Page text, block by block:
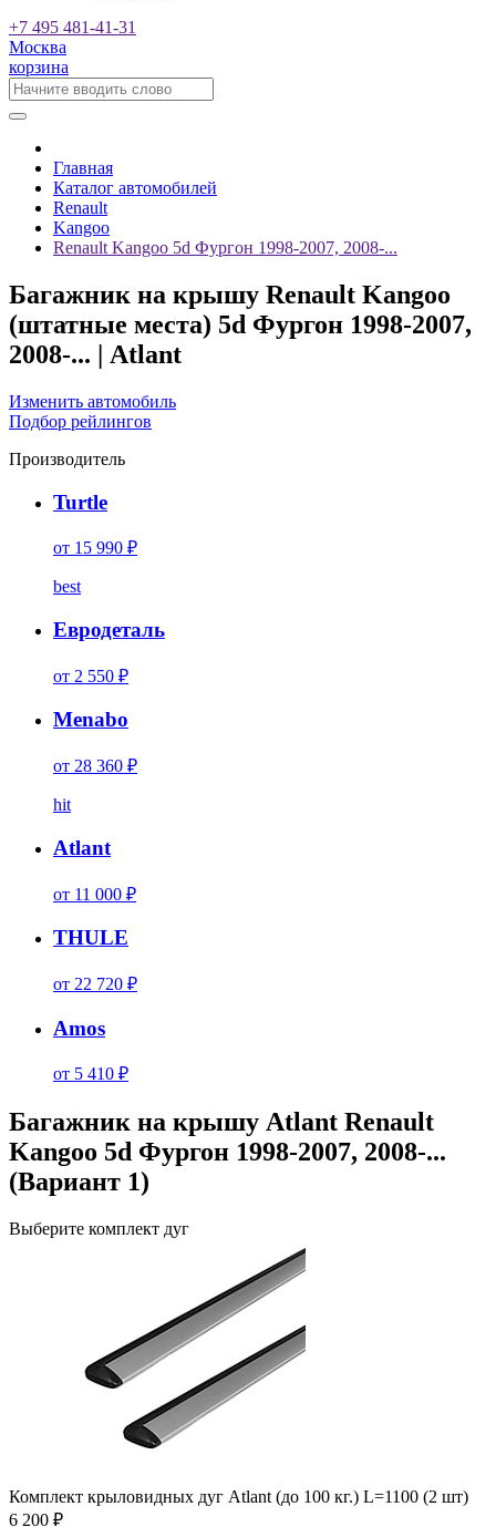
+7 495 481-41-31
Москва
корзина
Главная
Каталог автомобилей
Renault
Kangoo
Renault Kangoo 5d Фургон 1998-2007, 2008-...
Багажник на крышу Renault Kangoo
(штатные места) 5d Фургон 1998-2007,
2008-... | Atlant
Изменить автомобиль
Подбор рейлингов
Производитель
Turtle
от 15 990 ₽
best
Евродеталь
от 2 550 ₽
Menabo
от 28 360 ₽
hit
Atlant
от 11 000 ₽
THULE
от 22 720 ₽
Amos
от 5 410 ₽
Багажник на крышу Atlant Renault
Kangoo 5d Фургон 1998-2007, 2008-...
(Вариант 1)
Выберите комплект дуг
Комплект крыловидных дуг Atlant (до 100 кг.) L=1100 (2 шт)
6 200 ₽